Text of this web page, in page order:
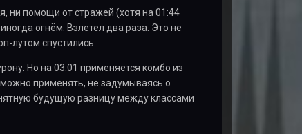
ни помощи от стражей (хотя на 01:44
огнём. Взлетел два раза. Это не
лутом спустились.
Но на 03:01 применяется комбо из
применять, не задумываясь о
будущую разницу между классами